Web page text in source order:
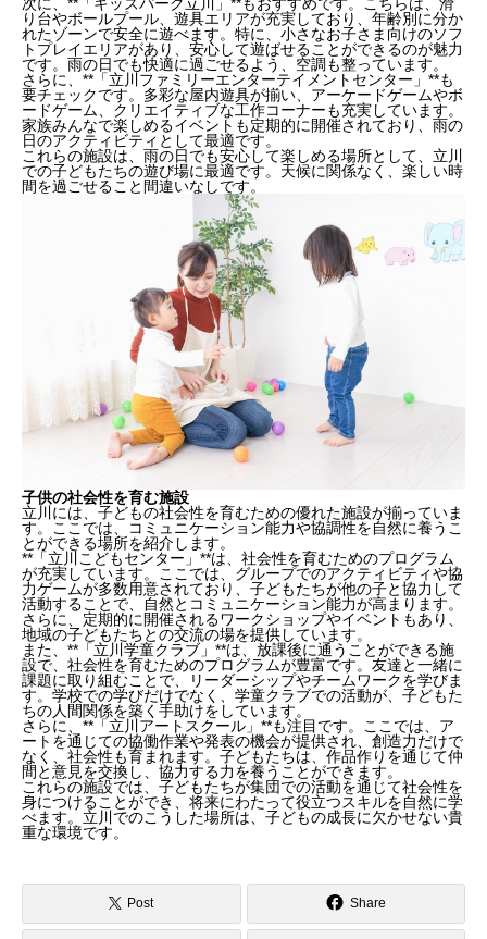
り台やボールプール、遊具エリアが充実しており、年齢別に分か
れたゾーンで安全に遊べます。特に、小さなお子さま向けのソフ
トプレイエリアがあり、安心して遊ばせることができるのが魅力
です。雨の日でも快適に過ごせるよう、空調も整っています。
さらに、**「立川ファミリーエンターテイメントセンター」**も
要チェックです。多彩な屋内遊具が揃い、アーケードゲームやボ
ードゲーム、クリエイティブな工作コーナーも充実しています。
家族みんなで楽しめるイベントも定期的に開催されており、雨の
日のアクティビティとして最適です。
これらの施設は、雨の日でも安心して楽しめる場所として、立川
での子どもたちの遊び場に最適です。天候に関係なく、楽しい時
間を過ごせること間違いなしです。
子供の社会性を育む施設
立川には、子どもの社会性を育むための優れた施設が揃っていま
す。ここでは、コミュニケーション能力や協調性を自然に養うこ
とができる場所を紹介します。
**「立川こどもセンター」**は、社会性を育むためのプログラム
が充実しています。ここでは、グループでのアクティビティや協
力ゲームが多数用意されており、子どもたちが他の子と協力して
活動することで、自然とコミュニケーション能力が高まります。
さらに、定期的に開催されるワークショップやイベントもあり、
地域の子どもたちとの交流の場を提供しています。
また、**「立川学童クラブ」**は、放課後に通うことができる施
設で、社会性を育むためのプログラムが豊富です。友達と一緒に
課題に取り組むことで、リーダーシップやチームワークを学びま
す。学校での学びだけでなく、学童クラブでの活動が、子どもた
ちの人間関係を築く手助けをしています。
さらに、**「立川アートスクール」**も注目です。ここでは、ア
ートを通じての協働作業や発表の機会が提供され、創造力だけで
なく、社会性も育まれます。子どもたちは、作品作りを通じて仲
間と意見を交換し、協力する力を養うことができます。
これらの施設では、子どもたちが集団での活動を通じて社会性を
身につけることができ、将来にわたって役立つスキルを自然に学
べます。立川でのこうした場所は、子どもの成長に欠かせない貴
重な環境です。
Post Share
幼児向けの教育プログラムが充実した施設
雨の日でも安心な屋内遊具のある施設
子供の社会性を育む施設